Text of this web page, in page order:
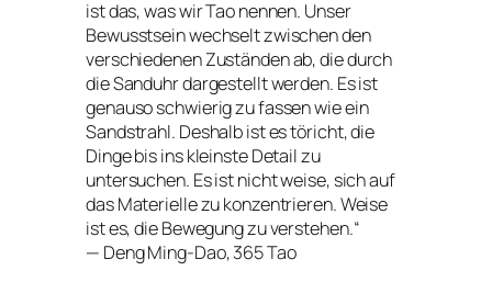
ist das, was wir Tao nennen. Unser
Bewusstsein wechselt zwischen den
verschiedenen Zuständen ab, die durch
die Sanduhr dargestellt werden. Es ist
genauso schwierig zu fassen wie ein
Sandstrahl. Deshalb ist es töricht, die
Dinge bis ins kleinste Detail zu
untersuchen. Es ist nicht weise, sich auf
das Materielle zu konzentrieren. Weise
ist es, die Bewegung zu verstehen.“
— Deng Ming-Dao,365 Tao